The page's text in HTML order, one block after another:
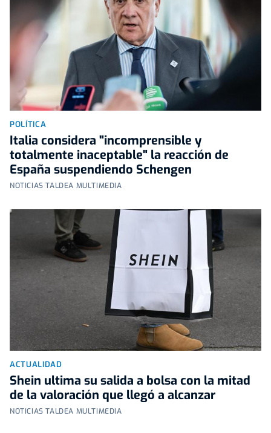
POLÍTICA
Italia considera "incomprensible y
totalmente inaceptable" la reacción de
España suspendiendo Schengen
NOTICIAS TALDEA MULTIMEDIA
ACTUALIDAD
Shein ultima su salida a bolsa con la mitad
de la valoración que llegó a alcanzar
NOTICIAS TALDEA MULTIMEDIA